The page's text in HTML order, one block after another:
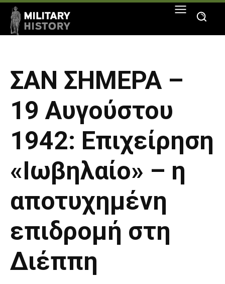
ΣΑΝ ΣΗΜΕΡΑ –
19 Αυγούστου
1942: Επιχείρηση
«Ιωβηλαίο» – η
αποτυχημένη
επιδρομή στη
Διέππη